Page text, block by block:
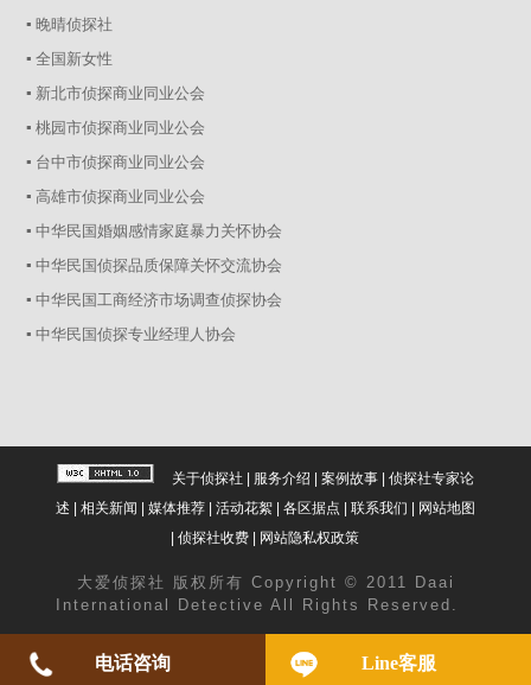
▪ 晚晴侦探社
▪ 全国新女性
▪ 新北市侦探商业同业公会
▪ 桃园市侦探商业同业公会
▪ 台中市侦探商业同业公会
▪ 高雄市侦探商业同业公会
▪ 中华民国婚姻感情家庭暴力关怀协会
▪ 中华民国侦探品质保障关怀交流协会
▪ 中华民国工商经济市场调查侦探协会
▪ 中华民国侦探专业经理人协会
关于侦探社 服务介绍 案例故事| 侦探社专家论
述
相关新闻 媒体推荐| 活动花絮| 各区据点 联系我们
网站地图
|侦探社收费 网站隐私权政策
大爱 侦探社
版权所有 Copyright © 2011 Daai
International Detective All Rights Reserved.
电话咨询 Line客服